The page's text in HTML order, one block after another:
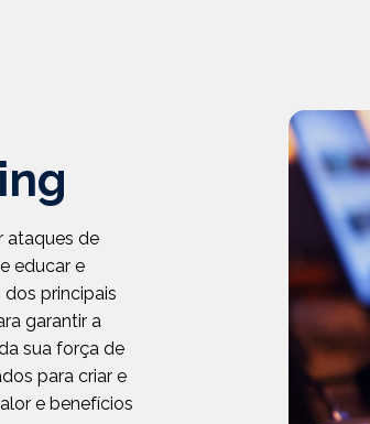
ataques de
educar e
principais
garantir a
sua força de
para criar e
e benefícios